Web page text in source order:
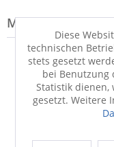
Modell-Familie:
Diese
technischen
stets gesetzt
bei Benutzung
Statistik
gesetzt. Weitere